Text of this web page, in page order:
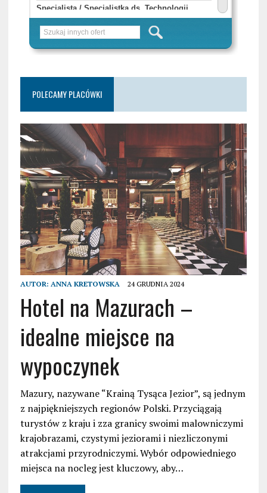
POLECAMY PLACÓWKI
AUTOR: ANNA KRETOWSKA 24 GRUDNIA 2024
Hotel na Mazurach –
idealne miejsce na
wypoczynek
Mazury, nazywane “Krainą Tysąca Jezior”, są jednym
z najpiękniejszych regionów Polski. Przyciągają
turystów z kraju i zza granicy swoimi malowniczymi
krajobrazami, czystymi jeziorami i niezliczonymi
atrakcjami przyrodniczymi. Wybór odpowiedniego
miejsca na nocleg jest kluczowy, aby…